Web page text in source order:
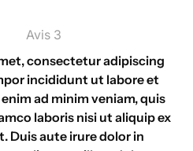
Avis 3
consectetur adipiscing
incididunt ut labore et
ad minim veniam, quis
laboris nisi ut aliquip ex
Duis aute irure dolor in